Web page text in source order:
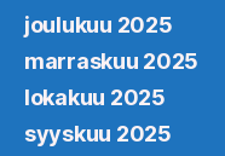
joulukuu 2025
marraskuu 2025
lokakuu 2025
syyskuu 2025